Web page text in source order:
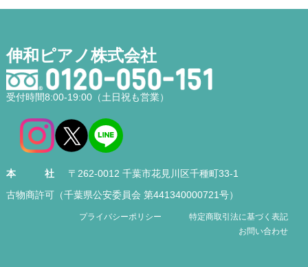
伸和ピアノ株式会社
受付時間8:00-19:00（土日祝も営業）
本社
〒262-0012 千葉市花見川区千種町33-1
古物商許可（千葉県公安委員会 第441340000721号）
プライバシーポリシー
特定商取引法に基づく表記
お問い合わせ